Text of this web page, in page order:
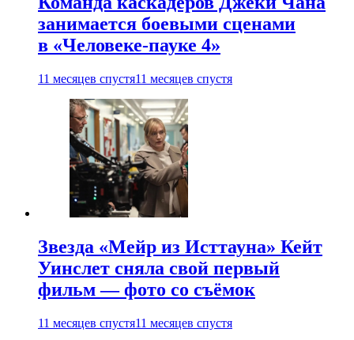
занимается боевыми сценами
в «Человеке-пауке 4»
11 месяцев спустя11 месяцев спустя
Звезда «Мейр из Исттауна» Кейт
Уинслет сняла свой первый
фильм — фото со съёмок
11 месяцев спустя11 месяцев спустя